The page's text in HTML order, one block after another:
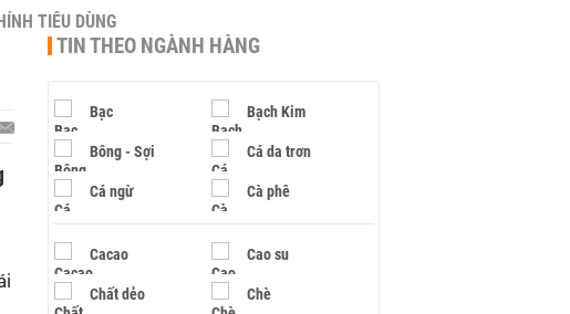
TIÊU DÙNG
TIN THEO NGÀNH HÀNG
Bạc Bạch Kim
Bông - Sợi Cá da trơn
Cá ngừ Cà phê
Cacao Cao su
Chất dẻo Chè